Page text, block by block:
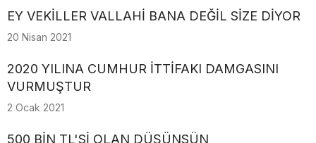
EY VEKİLLER VALLAHİ BANA DEĞİL SİZE DİYOR
20 Nisan 2021
2020 YILINA CUMHUR İTTİFAKI DAMGASINI
VURMUŞTUR
2 Ocak 2021
500 BİN TL'Sİ OLAN DÜŞÜNSÜN